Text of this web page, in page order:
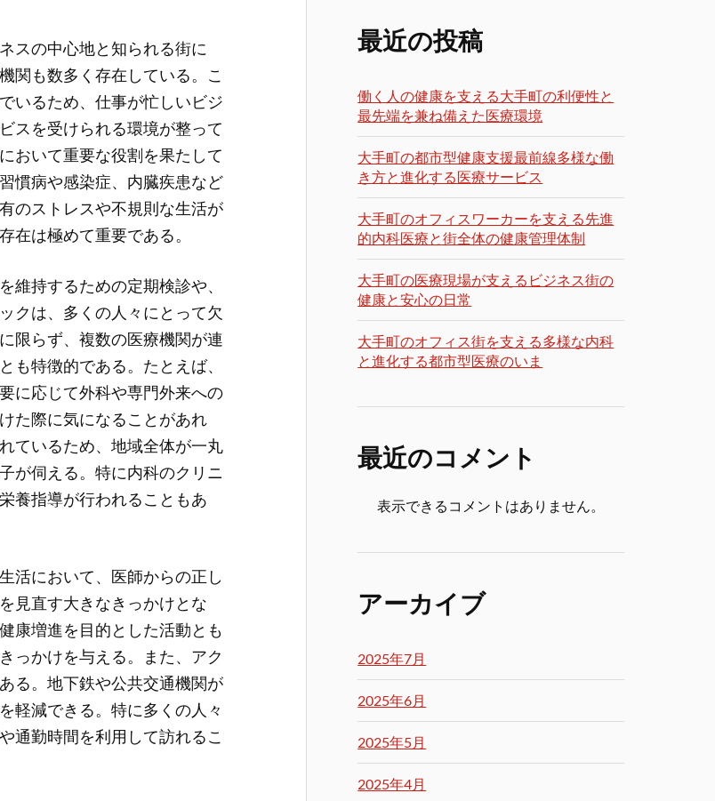
スの中心地と知られる街に
関も数多く存在している。 こ
いるため、仕事が忙しいビジ
スを受けられる環境が整って
おいて重要な役割を果たして
慣病や感染症、内臓疾患など
のストレスや不規則な生活が
在は極めて重要である。
維持するための定期検診や、
クは、多くの人々にとって欠
限らず、複数の医療機関が連
も特徴的である。たとえば、
に応じて外科や専門外来への
た際に気になることがあれ
ているため、地域全体が一丸
が伺える。特に内科のクリニ
養指導が行われることもあ
活において、医師からの正し
見直す大きなきっかけとな
康増進を目的とした活動とも
っかけを与える。また、アク
る。地下鉄や公共交通機関が
軽減できる。特に多くの人々
通勤時間を利用して訪れるこ
最近の投稿
働く人の健康を支える大手町の利便性と
最先端を兼ね備えた医療環境
大手町の都市型健康支援最前線多様な働
き方と進化する医療サービス
大手町のオフィスワーカーを支える先進
的内科医療と街全体の健康管理体制
大手町の医療現場が支えるビジネス街の
健康と安心の日常
大手町のオフィス街を支える多様な内科
と進化する都市型医療のいま
最近のコメント
表示できるコメントはありません。
アーカイブ
2025年7月
2025年6月
2025年5月
2025年4月